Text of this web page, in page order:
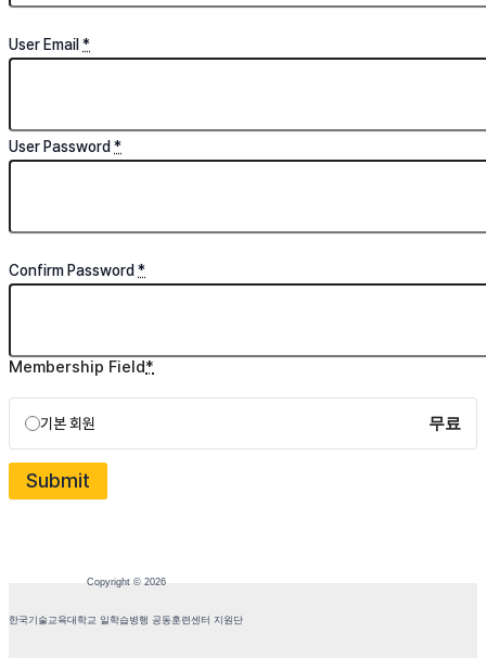
User Email *
User Password *
Confirm Password *
Membership Field*
기본 회원 무료
Submit
Copyright © 2026
한국기술교육대학교 일학습병행 공동훈련센터 지원단